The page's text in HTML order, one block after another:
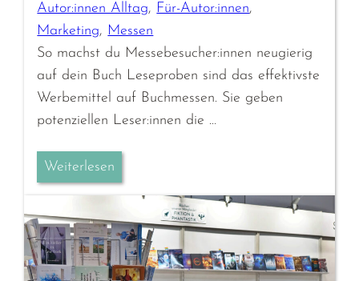
Autor:innen Alltag, Für-Autor:innen
Marketing, Messen
So machst du Messebesucher:innen neugierig
auf dein Buch Leseproben sind das effektivste
Werbemittel auf Buchmessen. Sie geben
potenziellen Leser:innen die …
Weiterlesen